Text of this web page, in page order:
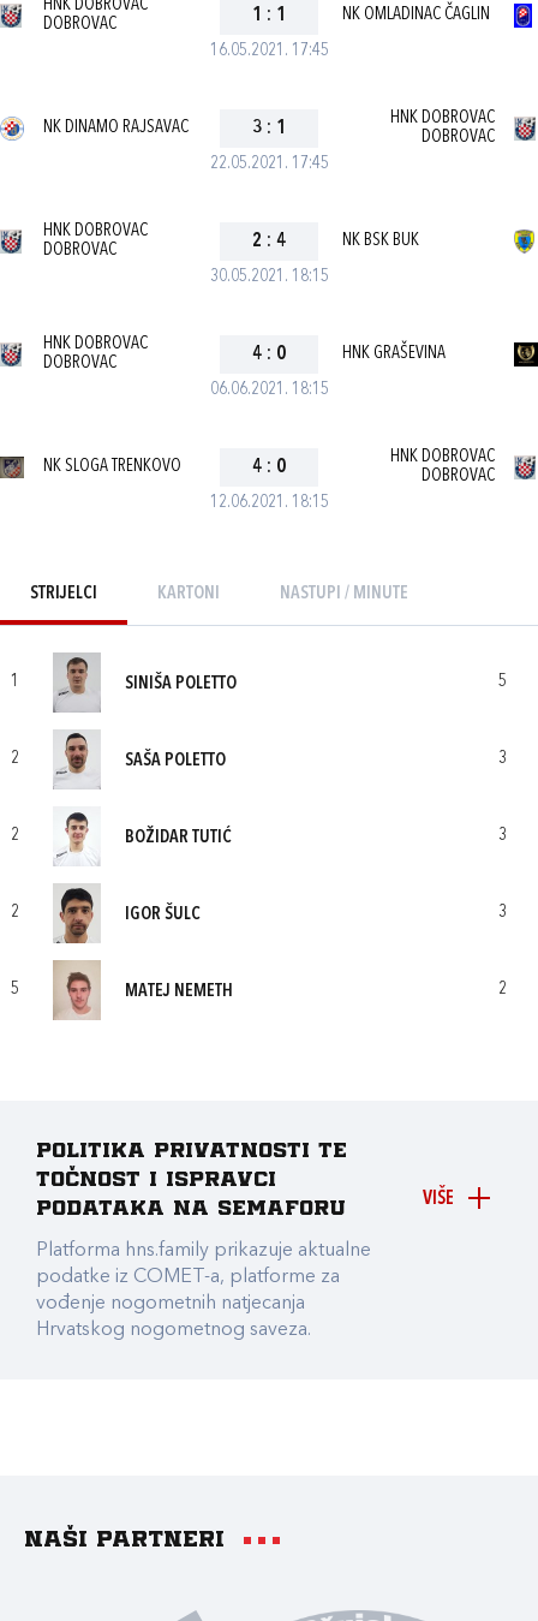
16.05.2021. 17:45
HNK DOBROVAC
DOBROVAC
1 : 1 NK OMLADINAC ČAGLIN
22.05.2021. 17:45
NK DINAMO RAJSAVAC 3 : 1
HNK DOBROVAC
DOBROVAC
30.05.2021. 18:15
HNK DOBROVAC
DOBROVAC
2 : 4 NK BSK BUK
06.06.2021. 18:15
HNK DOBROVAC
DOBROVAC
4 : 0 HNK GRAŠEVINA
12.06.2021. 18:15
NK SLOGA TRENKOVO 4 : 0
HNK DOBROVAC
DOBROVAC
STRIJELCI KARTONI NASTUPI / MINUTE
1 SINIŠA POLETTO 5
2 SAŠA POLETTO 3
2 BOŽIDAR TUTIĆ 3
2 IGOR ŠULC 3
5 MATEJ NEMETH 2
VIŠE
Politika privatnosti te
točnost i ispravci
podataka na Semaforu
Platforma hns.family prikazuje aktualne
podatke iz COMET-a, platforme za
vođenje nogometnih natjecanja
Hrvatskog nogometnog saveza.
Naši partneri